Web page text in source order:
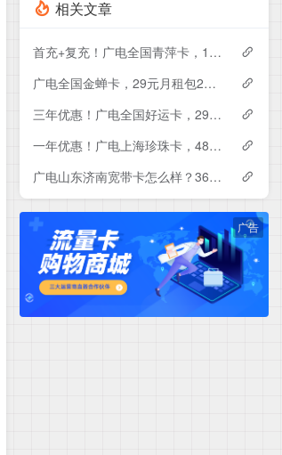
相关文章
首充+复充！广电全国青萍卡，19元月租包230G+0.15元月租/分钟
广电全国金蝉卡，29元月租包230G+0.15元月租/分钟
三年优惠！广电全国好运卡，29元月租包200G+0.15元月租/分钟
一年优惠！广电上海珍珠卡，48元月租包430G+300分钟
广电山东济南宽带卡怎么样？360-840元月租包1-3年500-1000M单宽带套餐——广电流量卡测评
广告